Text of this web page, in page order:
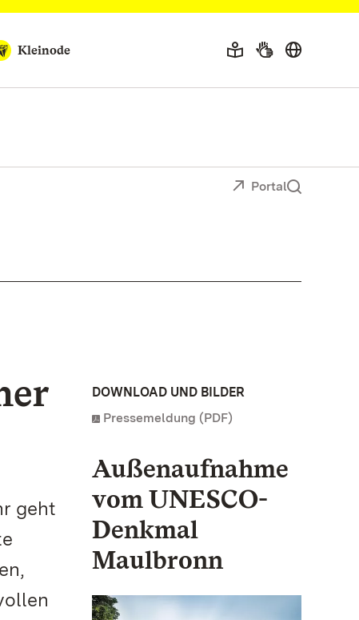
Kleinode
Portal
geht
DOWNLOAD UND BILDER
Pressemeldung (PDF)
Außenaufnahme
vom UNESCO-
Denkmal
Maulbronn